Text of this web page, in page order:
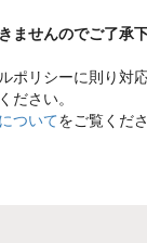
ませんのでご了承
ポリシーに則り対
ださい。
ついてをご覧くだ